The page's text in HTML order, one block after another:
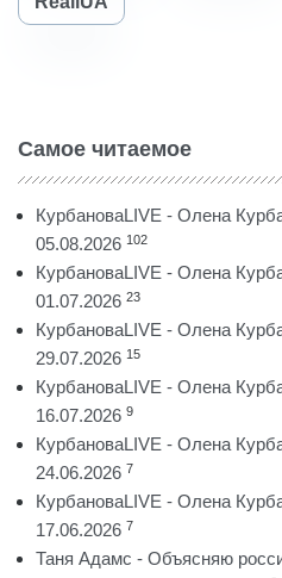
Самое читаемое
КурбановаLIVE - Олена
05.08.2026 102
КурбановаLIVE - Олена
01.07.2026 23
КурбановаLIVE - Олена
29.07.2026 15
КурбановаLIVE - Олена
16.07.2026 9
КурбановаLIVE - Олена
24.06.2026 7
КурбановаLIVE - Олена
17.06.2026 7
Таня Адамс - Объясняю